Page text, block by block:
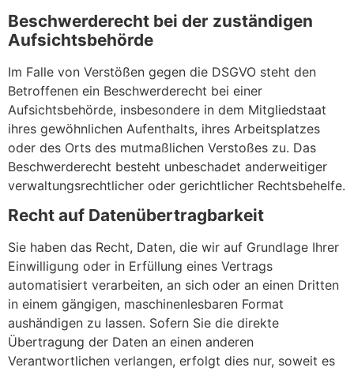
Beschwerde­recht bei der zuständigen
Aufsichts­behörde
Im Falle von Verstößen gegen die DSGVO steht den
Betroffenen ein Beschwerderecht bei einer
Aufsichtsbehörde, insbesondere in dem Mitgliedstaat
ihres gewöhnlichen Aufenthalts, ihres Arbeitsplatzes
oder des Orts des mutmaßlichen Verstoßes zu. Das
Beschwerderecht besteht unbeschadet anderweitiger
verwaltungsrechtlicher oder gerichtlicher Rechtsbehelfe.
Recht auf Daten­übertrag­barkeit
Sie haben das Recht, Daten, die wir auf Grundlage Ihrer
Einwilligung oder in Erfüllung eines Vertrags
automatisiert verarbeiten, an sich oder an einen Dritten
in einem gängigen, maschinenlesbaren Format
aushändigen zu lassen. Sofern Sie die direkte
Übertragung der Daten an einen anderen
Verantwortlichen verlangen, erfolgt dies nur, soweit es